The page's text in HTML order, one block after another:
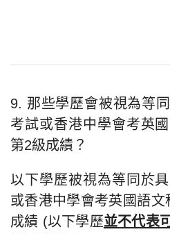
9. 那些學歷會被視為等
考試或香港中學會考英
第2級成績？
以下學歷被視為等同於
或香港中學會考英國語
成績 (以下學歷並不代表